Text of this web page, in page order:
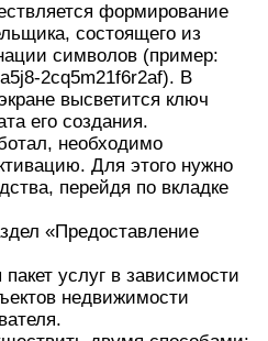
формирование
состоящего из
символов (пример:
2cq5m21f6r2af). В
высветится ключ
его создания.
необходимо
Для этого нужно
перейдя по вкладке
«Предоставление
услуг в зависимости
недвижимости